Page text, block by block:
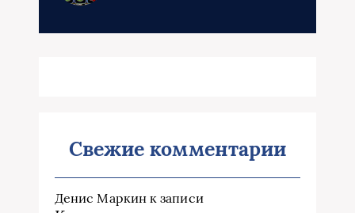
Свежие комментарии
Денис Маркинк записи